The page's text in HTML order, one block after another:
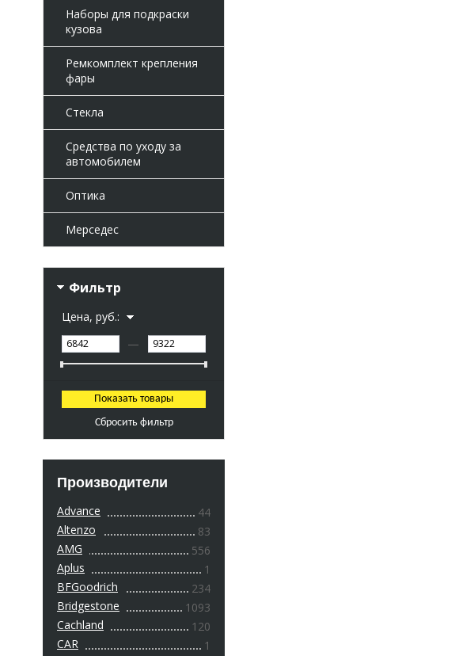
Наборы для подкраски
кузова
Ремкомплект крепления
фары
Стекла
Средства по уходу за
автомобилем
Оптика
Мерседес
Фильтр
Цена, руб.:
—
Сбросить фильтр
Производители
Advance
44
Altenzo
83
AMG
556
Aplus
1
BFGoodrich
234
Bridgestone
1093
Cachland
120
CAR
1